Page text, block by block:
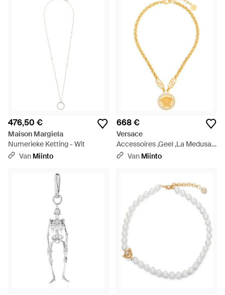
476,50 €
Maison Margiela
Numerieke Ketting - Wit
Van Miinto
668 €
Versace
Accessoires ,Geel ,La Medusa
Crystal Halsketting - Metallic
Van Miinto